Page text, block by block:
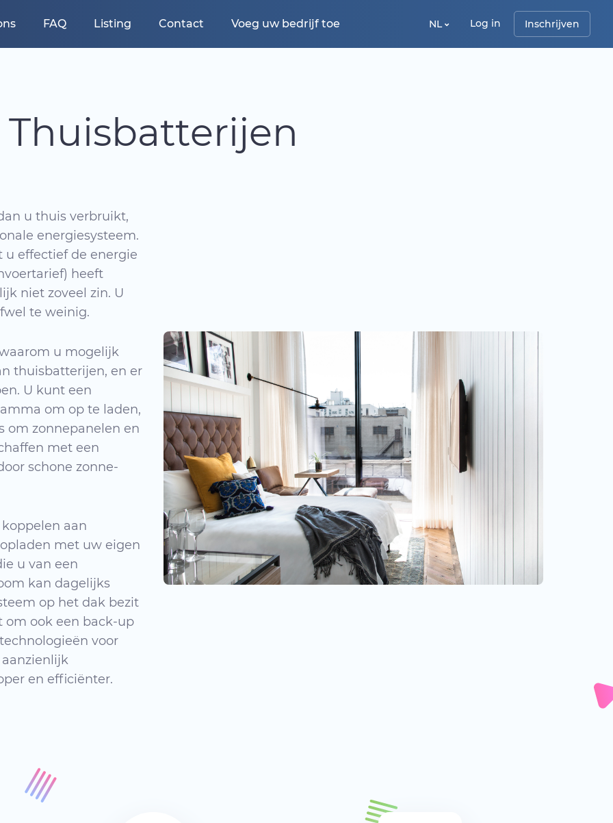
FAQ Listing Contact Voeg uw bedrijf toe NL Log in Inschrijven
Thuisbatterijen
u thuis verbruikt,
energiesysteem.
u effectief de energie
heeft
niet zoveel zin. U
te weinig.
u mogelijk
thuisbatterijen, en er
U kunt een
om op te laden,
om zonnepanelen en
met een
schone zonne-
aan
met uw eigen
u van een
kan dagelijks
op het dak bezit
om ook een back-up
voor
en efficiënter.